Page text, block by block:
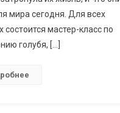
мира сегодня. Для всех
мастер-класс по
голубя, […]